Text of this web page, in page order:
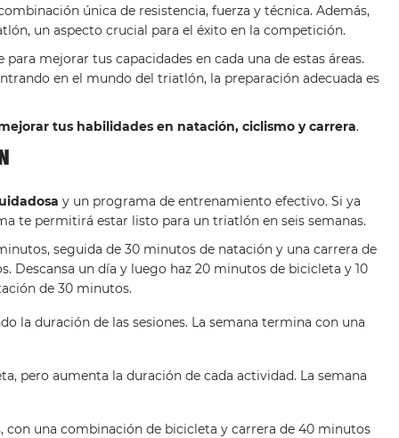
única de resistencia, fuerza y técnica. Además,
un aspecto crucial para el éxito en la competición.
para mejorar tus capacidades en cada una de estas áreas.
en el mundo del triatlón, la preparación adecuada es
tus habilidades en natación, ciclismo y carrera.
y un programa de entrenamiento efectivo. Si ya
te permitirá estar listo para un triatlón en seis semanas.
seguida de 30 minutos de natación y una carrera de
Descansa un día y luego haz 20 minutos de bicicleta y 10
de 30 minutos.
la duración de las sesiones. La semana termina con una
pero aumenta la duración de cada actividad. La semana
con una combinación de bicicleta y carrera de 40 minutos